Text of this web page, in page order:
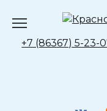
содержанию
+7 (86367) 5-23-